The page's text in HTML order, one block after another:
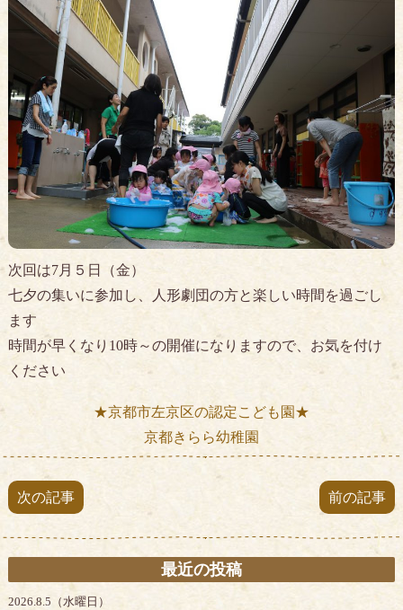
次回は7月５日（金）
七夕の集いに参加し、人形劇団の方と楽しい時間を過ごし
ます
時間が早くなり10時～の開催になりますので、お気を付け
ください
★京都市左京区の認定こども園★
京都きらら幼稚園
次の記事 前の記事
最近の投稿
2026.8.5（水曜日）